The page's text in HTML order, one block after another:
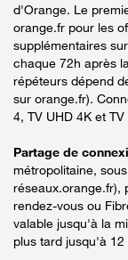
d'Orange. Le
orange.fr pour les
supplémentaires
chaque 72h après
répéteurs dépend
sur orange.fr).
4, TV UHD 4K et TV
Partage de
métropolitaine,
réseaux.orange.fr),
rendez-vous ou
valable jusqu'à la
plus tard jusqu'à